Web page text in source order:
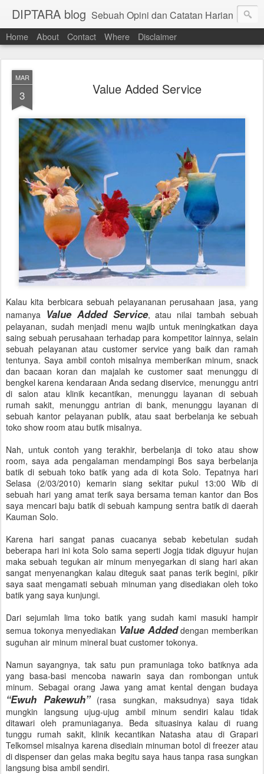
DIPTARA blog Sebuah Opini dan Catatan Harian
Home About Contact Where Disclaimer
MAR
3 Value Added Service
Kalau kita berbicara sebuah pelayananan perusahaan jasa, yang
namanya Value Added Service, atau nilai tambah sebuah
pelayanan, sudah menjadi menu wajib untuk meningkatkan daya
saing sebuah perusahaan terhadap para kompetitor lainnya, selain
sebuah pelayanan atau customer service yang baik dan ramah
tentunya. Saya ambil contoh misalnya memberikan minum, snack
dan bacaan koran dan majalah ke customer saat menunggu di
bengkel karena kendaraan Anda sedang diservice, menunggu antri
di salon atau klinik kecantikan, menunggu layanan di sebuah
rumah sakit, menunggu antrian di bank, menunggu layanan di
sebuah kantor pelayanan publik, atau saat berbelanja ke sebuah
toko show room atau butik misalnya.
Nah, untuk contoh yang terakhir, berbelanja di toko atau show
room, saya ada pengalaman mendampingi Bos saya berbelanja
batik di sebuah toko batik yang ada di kota Solo. Tepatnya hari
Selasa (2/03/2010) kemarin siang sekitar pukul 13:00 Wib di
sebuah hari yang amat terik saya bersama teman kantor dan Bos
saya mencari baju batik di sebuah kampung sentra batik di daerah
Kauman Solo.
Karena hari sangat panas cuacanya sebab kebetulan sudah
beberapa hari ini kota Solo sama seperti Jogja tidak diguyur hujan
maka sebuah tegukan air minum menyegarkan di siang hari akan
sangat menyenangkan kalau diteguk saat panas terik begini, pikir
saya saat mengamati sebuah minuman yang disediakan oleh toko
batik yang saya kunjungi.
Dari sejumlah lima toko batik yang sudah kami masuki hampir
semua tokonya menyediakan Value Addeddengan memberikan
suguhan air minum mineral buat customer tokonya.
Namun sayangnya, tak satu pun pramuniaga toko batiknya ada
yang basa-basi mencoba nawarin saya dan rombongan untuk
minum. Sebagai orang Jawa yang amat kental dengan budaya
“Ewuh Pakewuh”(rasa sungkan, maksudnya) saya tidak
mungkin langsung ujug-ujug ambil minum sendiri kalau tidak
ditawari oleh pramuniaganya. Beda situasinya kalau di ruang
tunggu rumah sakit, klinik kecantikan Natasha atau di Grapari
Telkomsel misalnya karena disediain minuman botol di freezer atau
di dispenser dan gelas maka begitu saya haus tanpa rasa sungkan
langsung bisa ambil sendiri.